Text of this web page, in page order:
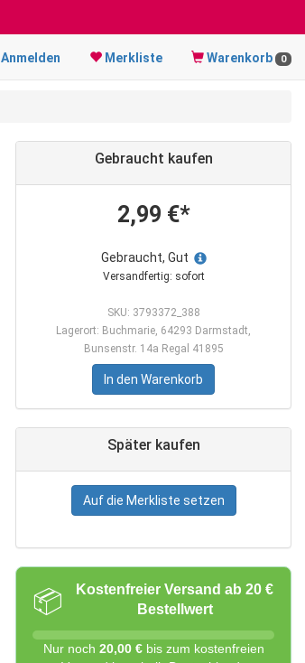
Anmelden Merkliste Warenkorb 0
Gebraucht kaufen
2,99 €*
Gebraucht, Gut
Versandfertig: sofort
SKU: 3793372_388
Lagerort: Buchmarie, 64293 Darmstadt,
Bunsenstr. 14a Regal 41895
In den Warenkorb
Später kaufen
Auf die Merkliste setzen
📦
Kostenfreier Versand ab 20 €
Bestellwert
Nur noch 20,00 €bis zum kostenfreien